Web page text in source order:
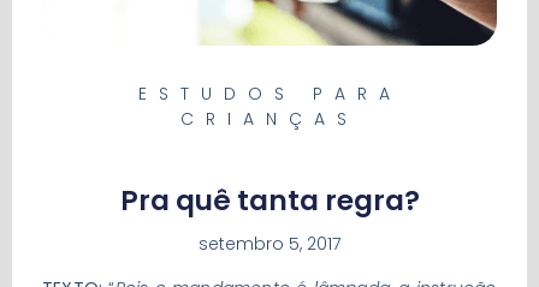
ESTUDOS PARA
CRIANÇAS
Pra quê tanta regra?
setembro 5, 2017